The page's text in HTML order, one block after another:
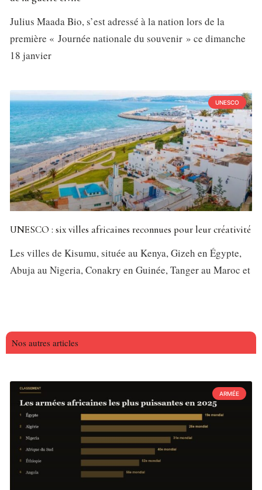
Julius Maada Bio, s’est adressé à la nation lors de la
première « Journée nationale du souvenir » ce dimanche
18 janvier
UNESCO
UNESCO : six villes africaines reconnues pour leur créativité
Les villes de Kisumu, située au Kenya, Gizeh en Égypte,
Abuja au Nigeria, Conakry en Guinée, Tanger au Maroc et
Nos autres articles
ARMÉE